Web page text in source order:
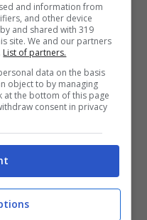
ha comprato un
2 settimane.
abbiamo
and information from
and other device
and shared with 319
site. We and our partners
List of partners.
data on the basis
object to by managing
at the bottom of this page
consent in privacy